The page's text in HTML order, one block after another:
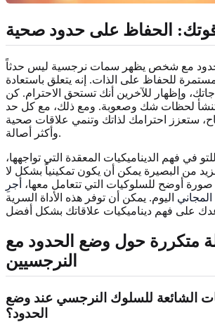
قوتك: الحفاظ على حدود صحية
مع شخص يظهر سمات نرجسية ليس حدثاً
للحفاظ على الذات. إنه يتعلق باستعادة
وإظهار للآخرين أنك تستحق الاحترام. كن
لحظات شك وصعوبة. ومع ذلك، مع كل حد
ستعزز احترامك لذاتك وتنمي علاقات صحية
وأكثر أصالة.
في فهم الديناميكيات المعقدة التي تواجهها،
من البصيرة يمكن أن يكون تمكينياً بشكل لا
أوضح للسلوكيات التي تتعامل معها، أجرِ
المجاني اليوم. يمكن أن توفر هذه الأداة السرية
متكررة حول وضع الحدود مع
النرجسيين
الشائعة للسلوك النرجسي عند وضع
الحدود؟